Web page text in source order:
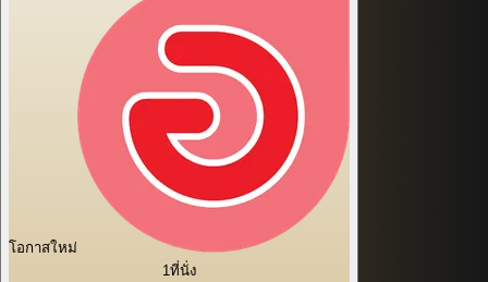
โอกาสใหม่
1ที่นั่ง